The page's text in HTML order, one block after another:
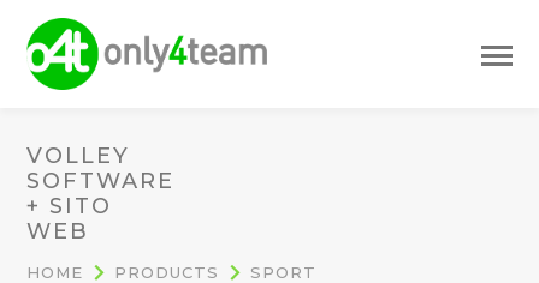
VOLLEY
SOFTWARE
+ SITO
WEB
HOME PRODUCTS
SPORT